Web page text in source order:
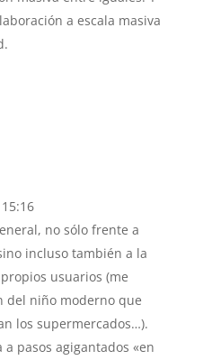
a escala masiva
no sólo frente a
incluso también a la
usuarios (me
del niño moderno que
los supermercados…).
pasos agigantados «en